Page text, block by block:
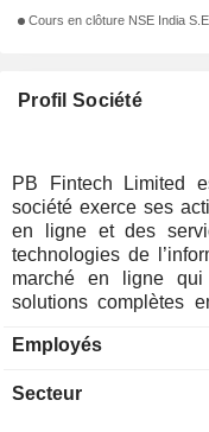
Profil Société
PB Fintech Limited
société exerce ses
en ligne et des
technologies de
marché en ligne qui
solutions complètes
courtage en
qui comprend les
Employés
Secteur
Cours en clôture NSE India S.E.